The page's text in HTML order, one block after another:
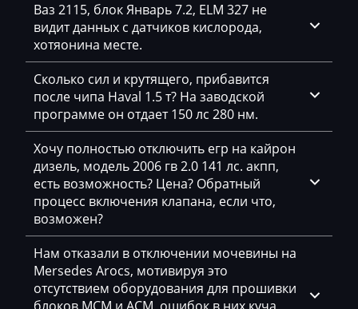
Gehl
Genie
Genset
GMC
Great Wall
Grove
Groz
Hafei
Haima
Hamm
Ваз 2115, блок Январь 7.2, ELM 327 не
видит данных с датчиков кислорода,
хотяонина месте.
Сколько сил и крутящего, прибавится
после чипа Haval 1.5 т? На заводской
программе он отдает 150 лс 280 нм.
Хочу полностью отключить егр на кайрон
дизель, модель 2006 гв 2.0 141 лс. акпп,
есть возможность? Цена? Обратный
процесс включения клапана, если что,
возможен?
Нам отказали в отключении мочевины на
Mersedes Arocs, мотивируя это
отсутствием оборудования для прошивки